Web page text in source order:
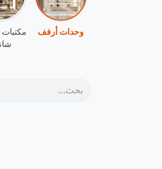
وحدات أرفف